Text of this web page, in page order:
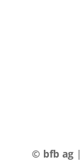
© bfb ag|